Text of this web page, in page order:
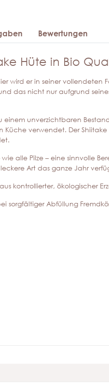
Bewertungen
Hüte in Bio
wird er in seiner
das nicht nur aufgrund
einem unverzichtbaren
verwendet. Der
alle Pilze – eine sinnvolle
Art das ganze Jahr
kontrollierter, ökologischer
sorgfältiger Abfüllung